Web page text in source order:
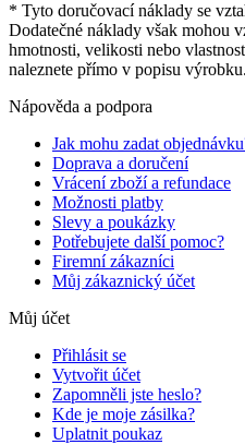
* Tyto doručovací náklady se
Dodatečné náklady však mohou
hmotnosti, velikosti nebo
naleznete přímo v popisu výrobku.
Nápověda a podpora
Jak mohu zadat
Doprava a doručení
Vrácení zboží a refundace
Možnosti platby
Slevy a poukázky
Potřebujete další pomoc?
Firemní zákazníci
Můj zákaznický účet
Můj účet
Přihlásit se
Vytvořit účet
Zapomněli jste heslo?
Kde je moje zásilka?
Uplatnit poukaz